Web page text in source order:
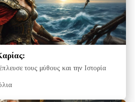
τους μύθους και την Ιστορία